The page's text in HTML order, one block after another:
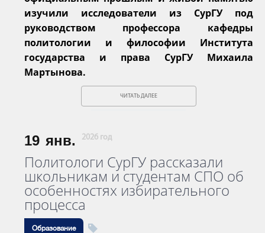
изучили исследователи из СурГУ под
руководством профессора кафедры
политологии и философии Института
государства и права СурГУ Михаила
Мартынова.
ЧИТАТЬ ДАЛЕЕ
19 янв. 2026 год
Политологи СурГУ рассказали
школьникам и студентам СПО об
особенностях избирательного
процесса
Образование